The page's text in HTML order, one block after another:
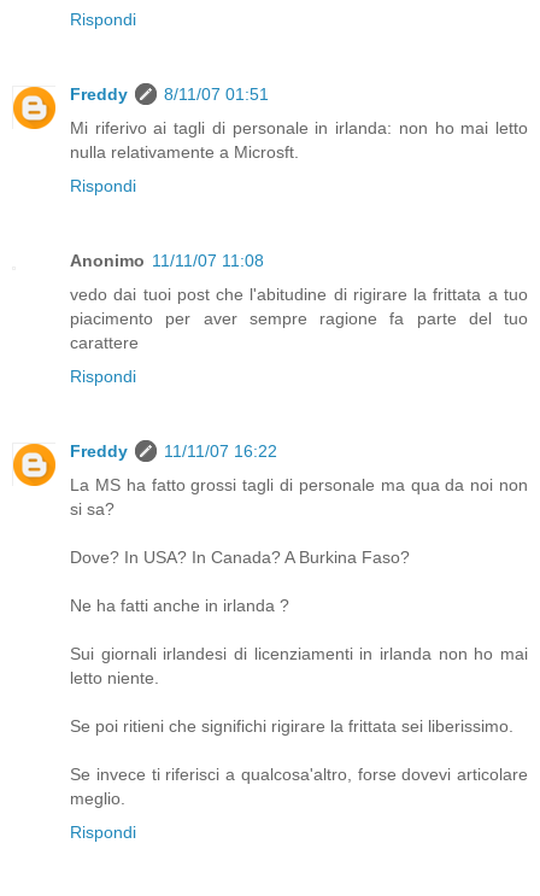
Rispondi
Freddy
8/11/07 01:51
Mi riferivo ai tagli di personale in irlanda: non ho mai letto
nulla relativamente a Microsft.
Rispondi
Anonimo 11/11/07 11:08
vedo dai tuoi post che l'abitudine di rigirare la frittata a tuo
piacimento per aver sempre ragione fa parte del tuo
carattere
Rispondi
Freddy
11/11/07 16:22
La MS ha fatto grossi tagli di personale ma qua da noi non
si sa?
Dove? In USA? In Canada? A Burkina Faso?
Ne ha fatti anche in irlanda ?
Sui giornali irlandesi di licenziamenti in irlanda non ho mai
letto niente.
Se poi ritieni che significhi rigirare la frittata sei liberissimo.
Se invece ti riferisci a qualcosa'altro, forse dovevi articolare
meglio.
Rispondi